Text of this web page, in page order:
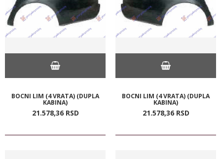
BOCNI LIM (4 VRATA) (DUPLA
KABINA)
21.578,36 RSD
BOCNI LIM (4 VRATA) (DUPLA
KABINA)
21.578,36 RSD